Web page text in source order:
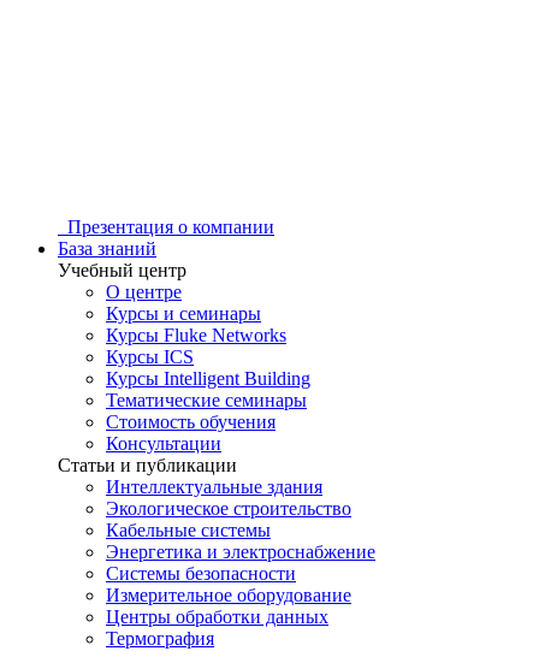
Презентация о компании
База знаний
Учебный центр
О центре
Курсы и семинары
Курсы Fluke Networks
Курсы ICS
Курсы Intelligent Building
Тематические семинары
Стоимость обучения
Консультации
Статьи и публикации
Интеллектуальные здания
Экологическое строительство
Кабельные системы
Энергетика и электроснабжение
Системы безопасности
Измерительное оборудование
Центры обработки данных
Термография